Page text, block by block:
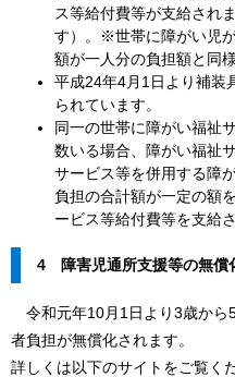
ス等給付費等が支給され
す）。※世帯に障がい児
額が一人分の負担額と同
平成24年4月1日より補装
られています。
同一の世帯に障がい福祉
数いる場合、障がい福祉
サービス等を併用する障
負担の合計額が一定の額
ービス等給付費等を支給
4 障害児通所支援等の無償
令和元年10月1日より3歳から
者負担が無償化されます。
詳しくは以下のサイトをご覧く